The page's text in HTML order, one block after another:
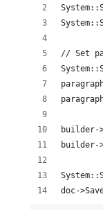
// Set
builder-
builder-
doc-